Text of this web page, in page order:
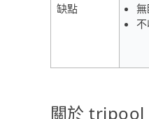
缺點
關於 tripool